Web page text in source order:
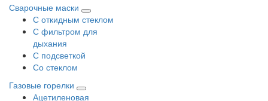
Сварочные маски
С откидным стеклом
С фильтром для
дыхания
С подсветкой
Со стеклом
Газовые горелки
Ацетиленовая